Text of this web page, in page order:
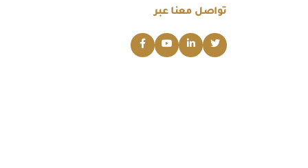
تواصل معنا عبر